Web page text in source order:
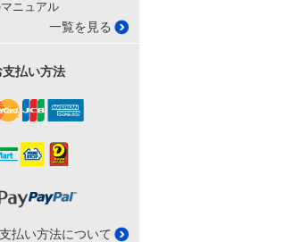
ニュアル
一覧を見る
支払い方法
払い方法について